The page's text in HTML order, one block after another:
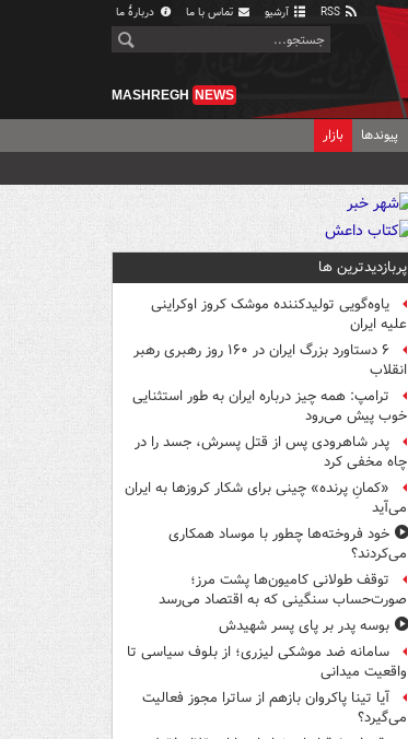
آرشیو تماس با ما دربارهٔ ما
MASHREGH NEWS
پیوندها بازار
پربازدیدترین ها
یاوه‌گویی تولیدکننده موشک کروز اوکراینی
علیه ایران
۶ دستاورد بزرگ ایران در ۱۶۰ روز رهبری رهبر
انقلاب
ترامپ: همه چیز درباره ایران به طور استثنایی
خوب پیش می‌رود
پدر شاهرودی پس از قتل پسرش، جسد را در
چاه مخفی کرد
«کمانِ پرنده» چینی برای شکار کروزها به ایران
می‌آید
خود فروخته‌ها چطور با موساد همکاری
می‌کردند؟
توقف طولانی کامیون‌ها پشت مرز؛
صورت‌حساب سنگینی که به اقتصاد می‌رسد
بوسه‌ پدر بر پای پسر شهیدش
سامانه ضد موشکی لیزری؛ از بلوف سیاسی تا
واقعیت میدانی
آیا تینا پاکروان بازهم از ساترا مجوز فعالیت
می‌گیرد؟